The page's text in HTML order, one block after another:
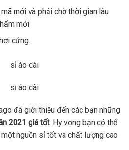
mới và phải chờ thời gian lâu
mới
cứng.
đã giới thiệu đến các bạn những
2021 giá tốt. Hy vọng bạn có thể
nguồn sỉ tốt và chất lượng cao